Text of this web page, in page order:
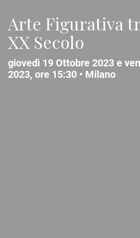
Arte Figurativa
XX Secolo
giovedì 19 Ottobre 2023 e
2023, ore 15:30 • Milano